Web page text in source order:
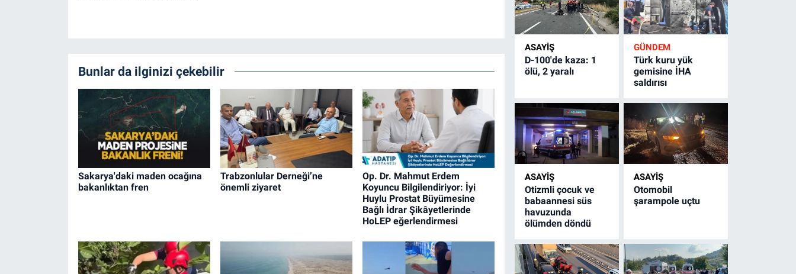
Bunlar da ilginizi çekebilir
Sakarya'daki maden ocağına
bakanlıktan fren
Trabzonlular Derneği’ne
önemli ziyaret
Op. Dr. Mahmut Erdem
Koyuncu Bilgilendiriyor: İyi
Huylu Prostat Büyümesine
Bağlı İdrar Şikâyetlerinde
HoLEP eğerlendirmesi
ASAYİŞ
D-100'de kaza: 1
ölü, 2 yaralı
GÜNDEM
Türk kuru yük
gemisine İHA
saldırısı
ASAYİŞ
Otizmli çocuk ve
babaannesi süs
havuzunda
ölümden döndü
ASAYİŞ
Otomobil
şarampole uçtu